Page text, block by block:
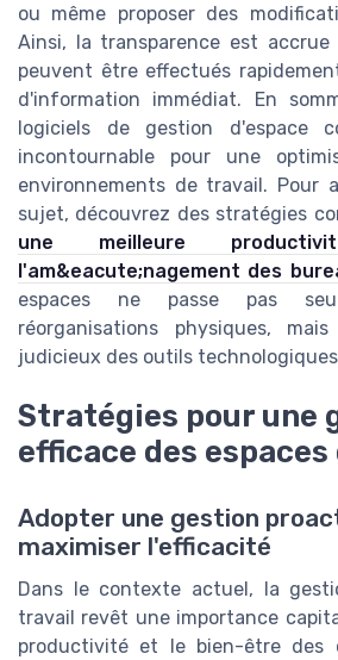
ou même proposer des
Ainsi, la transparence est
peuvent être effectués
d'information immédiat. En
logiciels de gestion d'espace
incontournable pour une
environnements de travail. Pour
sujet, découvrez des stratégies
une meilleure
l'am&eacute;nagement des
espaces ne passe pas
réorganisations physiques,
judicieux des outils
Stratégies pour une
efficace des
Adopter une gestion
maximiser l'efficacité
Dans le contexte actuel, la
travail revêt une importance
productivité et le bien-être des